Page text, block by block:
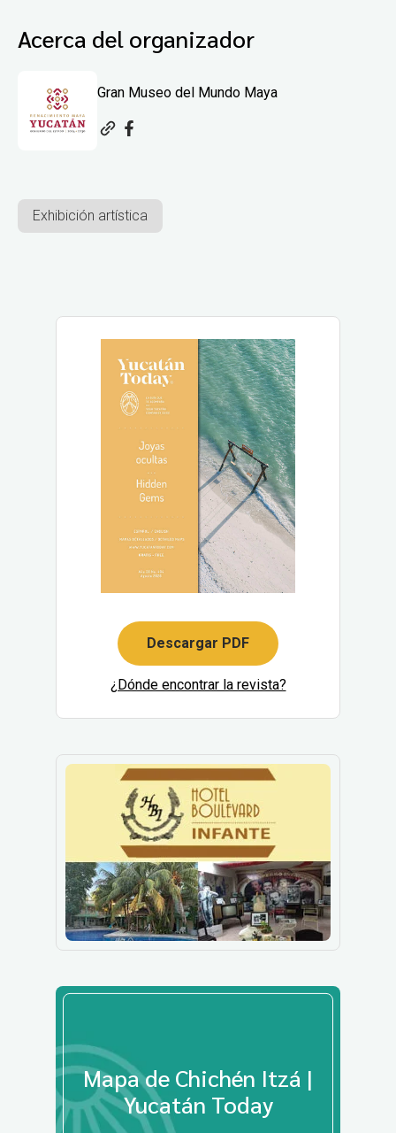
Acerca del organizador
Gran Museo del Mundo Maya
Exhibición artística
Descargar PDF
¿Dónde encontrar la revista?
Mapa de Chichén Itzá |
Yucatán Today